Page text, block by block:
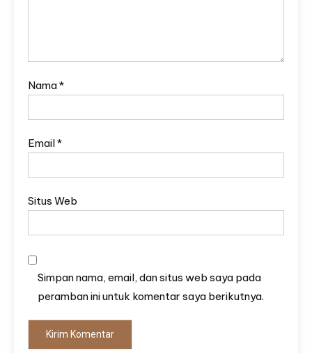
Nama*
Email*
Situs Web
Simpan nama, email, dan situs web saya pada
peramban ini untuk komentar saya berikutnya.